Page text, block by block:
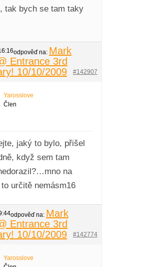
tak bych se tam taky
odpověď na: Mark
Entrance 3rd
10/10/2009
#142907
Yarosslove
Člen
jaký to bylo, přišel
když sem tam
na
určitě nemásm16
odpověď na: Mark
Entrance 3rd
10/10/2009
#142774
Yarosslove